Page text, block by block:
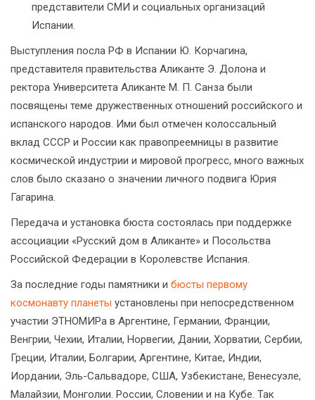
представители СМИ и социальных организаций
Испании.
Выступления посла РФ в Испании Ю. Корчагина,
представителя правительства Аликанте Э. Долона и
ректора Университета Аликанте М. П. Санза были
посвящены теме дружественных отношений российского и
испанского народов. Ими был отмечен колоссальный
вклад СССР и России как правопреемницы в развитие
космической индустрии и мировой прогресс, много важных
слов было сказано о значении личного подвига Юрия
Гагарина.
Передача и установка бюста состоялась при поддержке
ассоциации «Русский дом в Аликанте» и Посольства
Российской Федерации в Королевстве Испания.
За последние годы памятники и бюсты первому
космонавту планеты установлены при непосредственном
участии ЭТНОМИРа в Аргентине, Германии, Франции,
Венгрии, Чехии, Италии, Норвегии, Дании, Хорватии, Сербии,
Греции, Италии, Болгарии, Аргентине, Китае, Индии,
Иордании, Эль-Сальвадоре, США, Узбекистане, Венесуэле,
Малайзии, Монголии. России, Словении и на Кубе. Так